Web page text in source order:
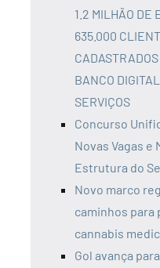
1.2 MILHÃO DE
635.000
BANCO
SERVIÇOS
Concurso
Novas Vagas e
Estrutura do
Novo marco
caminhos para
cannabis
Gol avança